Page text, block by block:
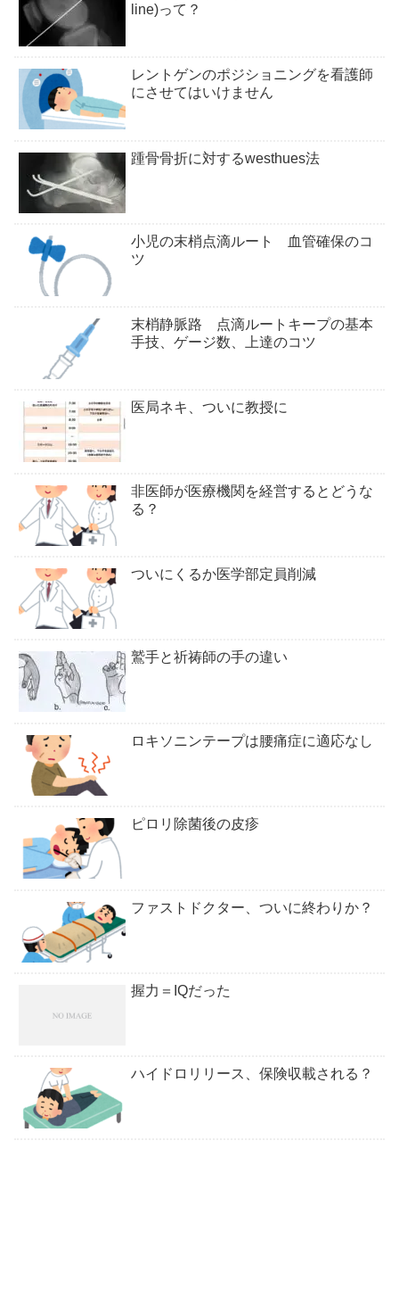
line)って？
レントゲンのポジショニングを看護師
にさせてはいけません
踵骨骨折に対するwesthues法
小児の末梢点滴ルート 血管確保のコ
ツ
末梢静脈路 点滴ルートキープの基本
手技、ゲージ数、上達のコツ
医局ネキ、ついに教授に
非医師が医療機関を経営するとどうな
る？
ついにくるか医学部定員削減
鷲手と祈祷師の手の違い
ロキソニンテープは腰痛症に適応なし
ピロリ除菌後の皮疹
ファストドクター、ついに終わりか？
握力＝IQだった
ハイドロリリース、保険収載される？